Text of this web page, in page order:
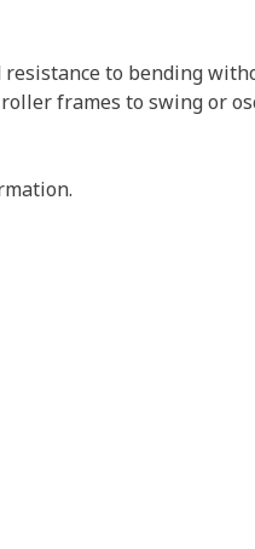
to bending
frames to swing or